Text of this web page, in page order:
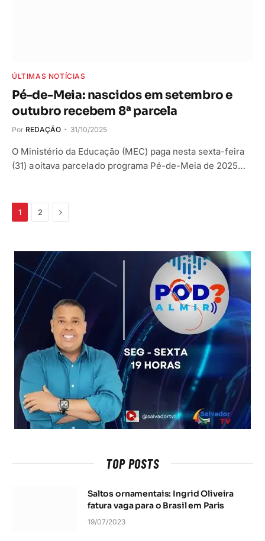
ÚLTIMAS NOTÍCIAS
Pé-de-Meia: nascidos em setembro e
outubro recebem 8ª parcela
Por REDAÇÃO 31/10/2025
O Ministério da Educação (MEC) paga nesta sexta-feira
(31) a oitava parcela do programa Pé-de-Meia de 2025…
1 2 Próximo
TOP POSTS
Saltos ornamentais: Ingrid Oliveira
fatura vaga para o Brasil em Paris
19/07/2023